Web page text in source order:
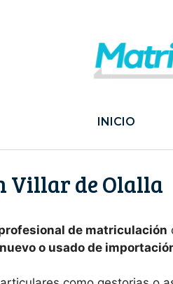
INICIO
Villar de Olalla
de matriculación
o usado de